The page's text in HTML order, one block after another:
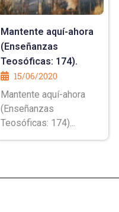
Mantente aquí-ahora
(Enseñanzas
Teosóficas: 174).
15/06/2020
Mantente aquí-ahora
(Enseñanzas
Teosóficas: 174)...